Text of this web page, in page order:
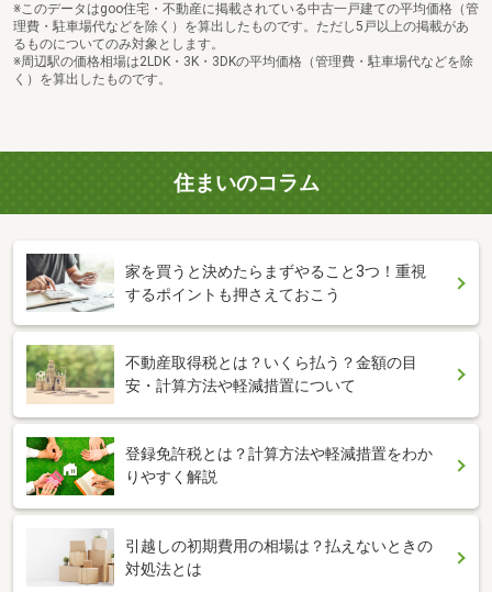
※このデータはgoo住宅・不動産に掲載されている中古一戸建ての平均価格（管
理費・駐車場代などを除く）を算出したものです。ただし5戸以上の掲載があ
るものについてのみ対象とします。
※周辺駅の価格相場は2LDK・3K・3DKの平均価格（管理費・駐車場代などを除
く）を算出したものです。
住まいのコラム
家を買うと決めたらまずやること3つ！重視
するポイントも押さえておこう
不動産取得税とは？いくら払う？金額の目
安・計算方法や軽減措置について
登録免許税とは？計算方法や軽減措置をわか
りやすく解説
引越しの初期費用の相場は？払えないときの
対処法とは